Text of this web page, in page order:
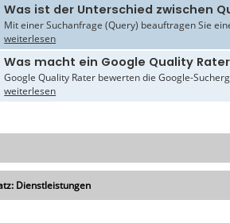
Was ist der Unterschied zwischen
Mit einer Suchanfrage (Query) beauftragen Sie
weiterlesen
Was macht ein Google Quality
Google Quality Rater bewerten die Google-
weiterlesen
Dienstleistungen